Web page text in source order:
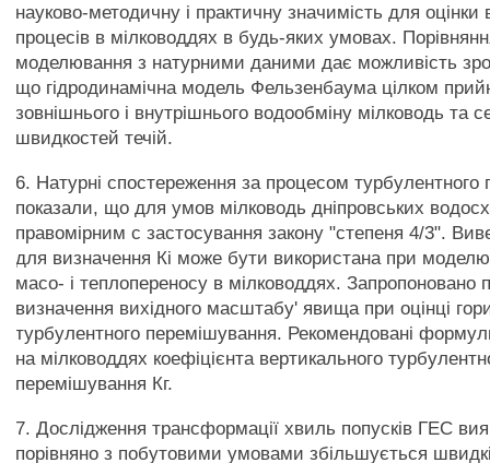
науково-методичну і практичну значимість для оцінки
процесів в мілководдях в будь-яких умовах.
моделювання з натурними даними дає можливість
що гідродинамічна модель Фельзенбаума цілком
зовнішнього і внутрішнього водообміну мілководь та
швидкостей течій.
6. Натурні спостереження за процесом турбулентного
показали, що для умов мілководь дніпровських
правомірним с застосування закону "степеня 4/3".
для визначення Кі може бути використана при
масо- і теплопереносу в мілководдях. Запропоновано
визначення вихідного масштабу' явища при оцінці
турбулентного перемішування. Рекомендовані
на мілководдях коефіцієнта вертикального
перемішування Кг.
7. Дослідження трансформації хвиль попусків ГЕС
порівняно з побутовими умовами збільшується